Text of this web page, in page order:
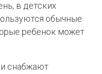
в детских
обычные
ребенок может
снабжают